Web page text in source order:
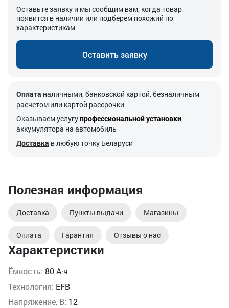
Характеристики
Ёмкость: 80 А·ч
Технология: EFB
Напряжение, В: 12
Оставьте заявку и мы сообщим вам, когда товар
появится в наличии или подберем похожий по
характеристикам
Оставить заявку
Оплата наличными, банковской картой, безналичным
расчетом или картой рассрочки
Оказываем услугупрофессиональной установки
аккумулятора на автомобиль
Доставка в любую точку Беларуси
Полезная информация
Доставка Пункты выдачи Магазины
Оплата Гарантия Отзывы о нас